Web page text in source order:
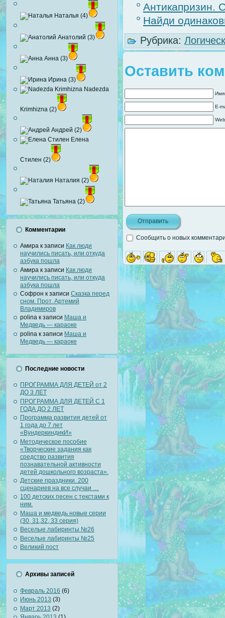
Наталья (4)
Анатолий (3)
Анна (3)
Ирина (3)
Nadezda
Krimhizna (2)
Андрей (2)
Елена
Стилен (2)
Наталия (2)
Татьяна (2)
Комментарии
Амира к записи Как люди
научились писать, или откуда
азбука пошла
Амира к записи Как люди
научились писать, или откуда
азбука пошла
Софрон к записи Сказка перед
сном. Прот. Артемий
Владимиров
polina к записи Маша и
Медведь — караоке
polina к записи Маша и
Медведь — караоке
Последние новости
ПРОГРАММА ДЛЯ ДЕТЕЙ от 2
ДО 3 ЛЕТ
ПРОГРАММА ДЛЯ ДЕТЕЙ С 1
ГОДА ДО 2 ЛЕТ
Программа развития детей от
1 года до 7 лет
«ВундеркиндикИ»
Методическое пособие
«Творческие задания как
средство развития
познавательной активности
детей дошкольного возраста».
Детские праздники. 200
сценариев на все случаи …
100 детских песен с текстами к
ним.
Маша и медведь новые серии
(30, 31,32, 33 серия)
Веселые лабиринты №26
Веселые лабиринты №25
Великий пост
Архивы записей
Февраль 2016 (6)
Июнь 2013 (3)
Март 2013 (2)
Антикапризин.
Найди
Рубрика:
Оставить
Имя
E-
Сообщить о новых